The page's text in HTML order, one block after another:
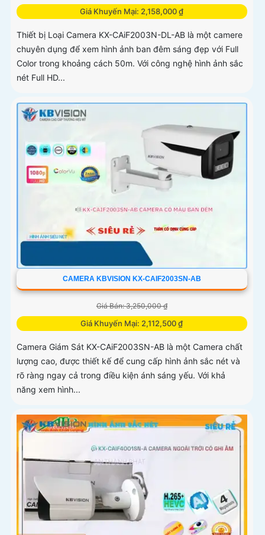
Giá Khuyến Mại: 2,158,000 ₫
Thiết bị Loại Camera KX-CAiF2003N-DL-AB là một camere
chuyên dụng để xem hình ảnh ban đêm sáng đẹp với Full
Color trong khoảng cách 50m. Với công nghệ hình ảnh sắc
nét Full HD...
CAMERA KBVISION KX-CAIF2003SN-AB
Giá Bán: 3,250,000 ₫
Giá Khuyến Mại: 2,112,500 ₫
Camera Giám Sát KX-CAiF2003SN-AB là một Camera chất
lượng cao, được thiết kế để cung cấp hình ảnh sắc nét và
rõ ràng ngay cả trong điều kiện ánh sáng yếu. Với khả
năng xem hình...